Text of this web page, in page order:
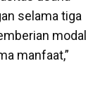
selama tiga
modal
manfaat,”